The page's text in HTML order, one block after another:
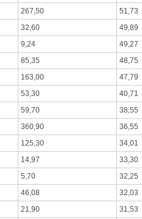
267,50
51,73
32,60
49,89
9,24
49,27
85,35
48,75
163,00
47,79
53,30
40,71
59,70
38,55
360,90
36,55
125,30
34,01
14,97
33,30
5,70
32,25
46,08
32,03
21,90
31,53